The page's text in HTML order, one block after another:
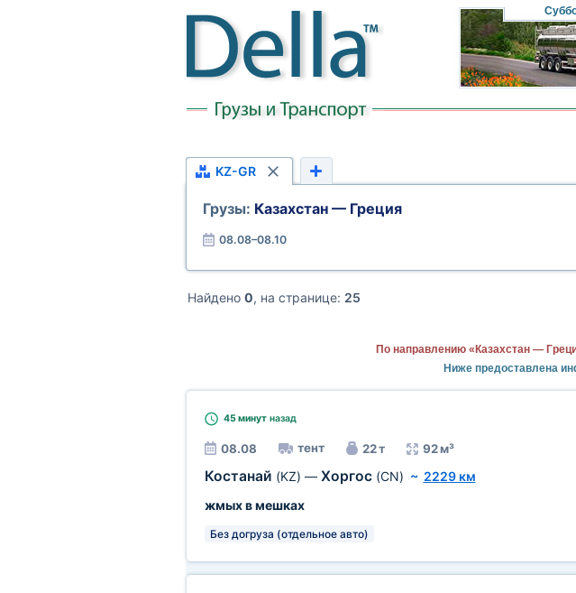
KZ-GR
Грузы: Казахстан — Греция
08.08–08.10
Найдено 0, на странице: 25
По направлению «Казахстан —
Ниже предоставлена
45 минутназад
08.08 тент 22 т 92 м³
Костанай (KZ) — Хоргос (CN) ~ 2229 км
жмых в мешках
Без догруза (отдельное авто)